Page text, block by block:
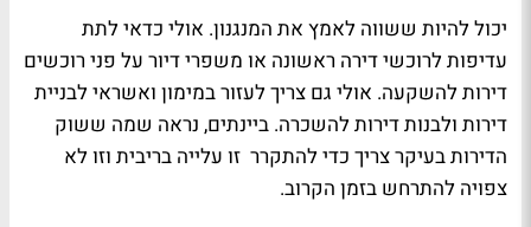
יכול להיות ששווה לאמץ את המנגנון. אולי כדאי לתת
עדיפות לרוכשי דירה ראשונה או משפרי דיור על פני רוכשים
דירות להשקעה. אולי גם צריך לעזור במימון ואשראי לבניית
דירות ולבנות דירות להשכרה. ביינתים, נראה שמה ששוק
הדירות בעיקר צריך כדי להתקרר זו עלייה בריבית וזו לא
צפויה להתרחש בזמן הקרוב.